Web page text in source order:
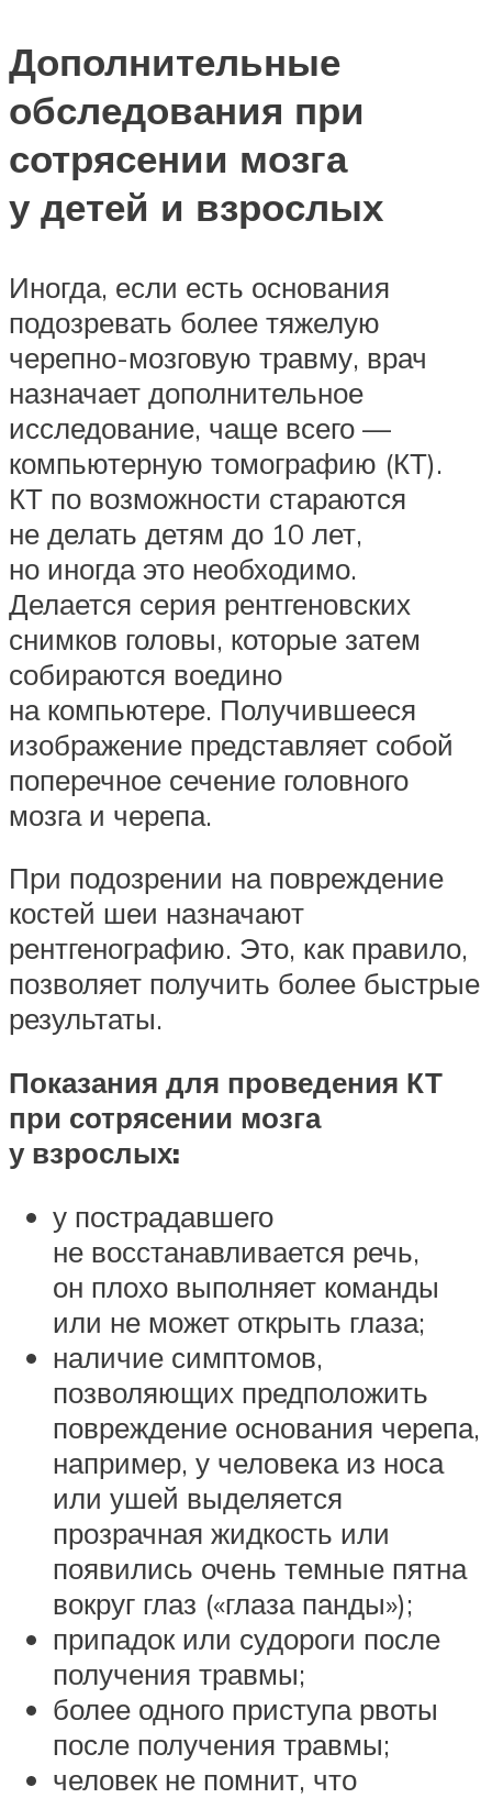
Дополнительные
обследования при
сотрясении мозга
у детей и взрослых
Иногда, если есть основания
подозревать более тяжелую
черепно-мозговую травму, врач
назначает дополнительное
исследование, чаще всего —
компьютерную томографию (КТ).
КТ по возможности стараются
не делать детям до 10 лет,
но иногда это необходимо.
Делается серия рентгеновских
снимков головы, которые затем
собираются воедино
на компьютере. Получившееся
изображение представляет собой
поперечное сечение головного
мозга и черепа.
При подозрении на повреждение
костей шеи назначают
рентгенографию. Это, как правило,
позволяет получить более быстрые
результаты.
Показания для проведения КТ
при сотрясении мозга
у взрослых:
у пострадавшего
не восстанавливается речь,
он плохо выполняет команды
или не может открыть глаза;
наличие симптомов,
позволяющих предположить
повреждение основания черепа,
например, у человека из носа
или ушей выделяется
прозрачная жидкость или
появились очень темные пятна
вокруг глаз («глаза панды»);
припадок или судороги после
получения травмы;
более одного приступа рвоты
после получения травмы;
человек не помнит, что